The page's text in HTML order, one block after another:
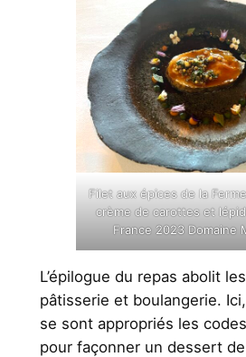
Filet aux épices de la
crème de carottes et
France 2023 Domaine
L’épilogue du repas abolit
pâtisserie et boulangerie.
se sont appropriés les
pour façonner un dessert